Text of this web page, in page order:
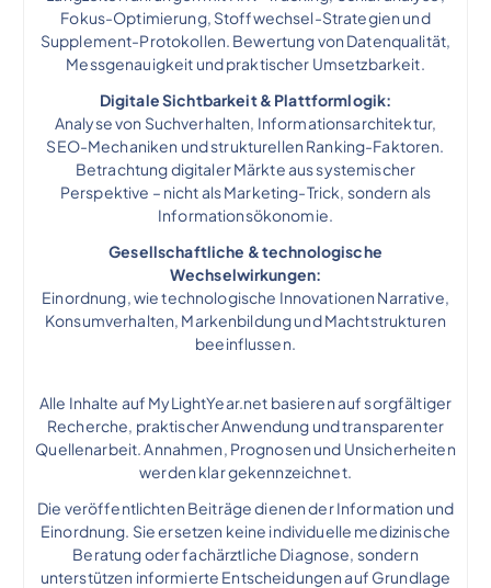
Fokus-Optimierung, Stoffwechsel-Strategien und
Supplement-Protokollen. Bewertung von Datenqualität,
Messgenauigkeit und praktischer Umsetzbarkeit.
Digitale Sichtbarkeit & Plattformlogik:
Analyse von Suchverhalten, Informationsarchitektur,
SEO-Mechaniken und strukturellen Ranking-Faktoren.
Betrachtung digitaler Märkte aus systemischer
Perspektive – nicht als Marketing-Trick, sondern als
Informationsökonomie.
Gesellschaftliche & technologische
Wechselwirkungen:
Einordnung, wie technologische Innovationen Narrative,
Konsumverhalten, Markenbildung und Machtstrukturen
beeinflussen.
Alle Inhalte auf MyLightYear.net basieren auf sorgfältiger
Recherche, praktischer Anwendung und transparenter
Quellenarbeit. Annahmen, Prognosen und Unsicherheiten
werden klar gekennzeichnet.
Die veröffentlichten Beiträge dienen der Information und
Einordnung. Sie ersetzen keine individuelle medizinische
Beratung oder fachärztliche Diagnose, sondern
unterstützen informierte Entscheidungen auf Grundlage